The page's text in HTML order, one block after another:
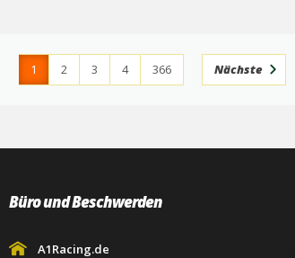
1 2 3 4 366 Nächste
Büro und Beschwerden
A1Racing.de